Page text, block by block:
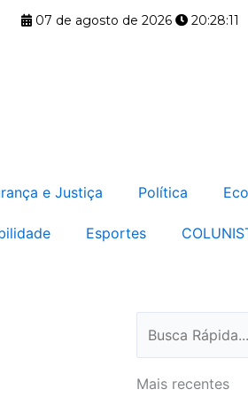
07 de agosto de 2026 20:28:12
e Justiça Política
Esportes
Mais recentes